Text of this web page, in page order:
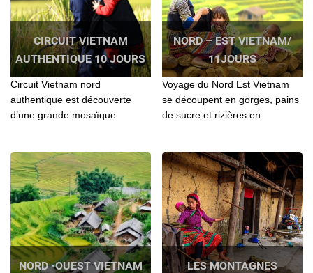
CIRCUIT VIETNAM
AUTHENTIQUE 10 JOURS
Circuit Vietnam nord
authentique est découverte
d’une grande mosaïque
NORD – EST VIETNAM/
11JOURS
Voyage du Nord Est Vietnam
se découpent en gorges, pains
de sucre et rizières en
NORD -OUEST VIETNAM
LES MONTAGNES